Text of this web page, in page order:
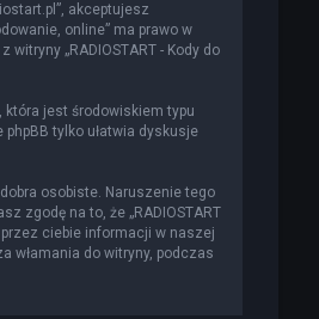
akceptujesz
online” ma prawo w
„RADIOSTART - Kody do
która jest środowiskiem typu
phpBB tylko ułatwia dyskusje
osobiste. Naruszenie tego
zgodę na to, że „RADIOSTART
ciebie informacji w naszej
włamania do witryny, podczas